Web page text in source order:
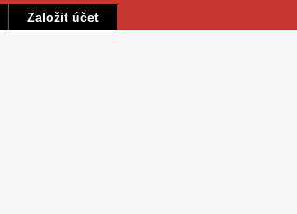
Založit účet